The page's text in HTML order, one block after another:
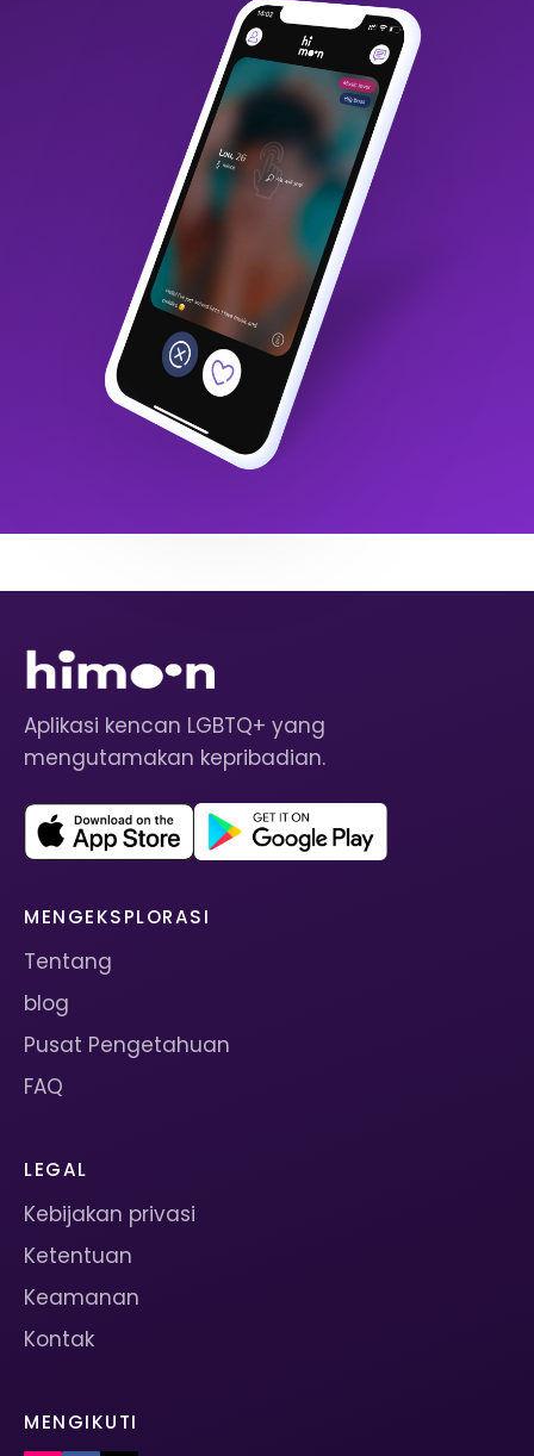
Aplikasi kencan LGBTQ+ yang
mengutamakan kepribadian.
MENGEKSPLORASI
Tentang
blog
Pusat Pengetahuan
FAQ
LEGAL
Kebijakan privasi
Ketentuan
Keamanan
Kontak
MENGIKUTI